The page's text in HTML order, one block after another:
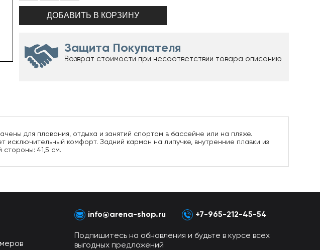
Защита Покупателя
Возврат стоимости при несоответствии товара описанию
для плавания, отдыха и занятий спортом в бассейне или на пляже.
комфорт. Задний карман на липучке, внутренние плавки из
41,5 см.
info@arena-shop.ru +7-965-212-45-54
Подпишитесь на обновления и будьте в курсе всех
выгодных предложений